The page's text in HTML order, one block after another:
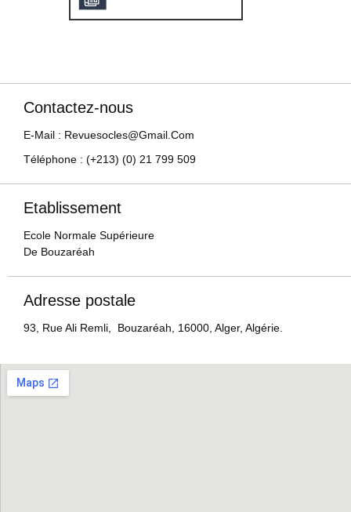
Contactez-nous
E-Mail : Revuesocles@gmail.com
Téléphone : (+213) (0) 21 799 509
Etablissement
Ecole Normale Supérieure
De Bouzaréah
Adresse postale
93, Rue Ali Remli, Bouzaréah, 16000, Alger, Algérie.